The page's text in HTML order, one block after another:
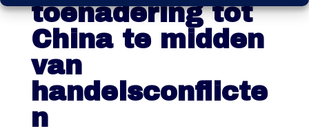
toenadering tot
China te midden
van
handelsconflicte
n